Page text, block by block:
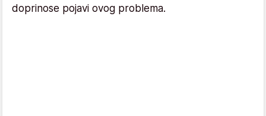
doprinose pojavi ovog problema.